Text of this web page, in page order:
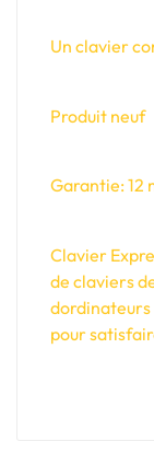
Un clavier
Produit neuf
Garantie: 12
Clavier
de claviers
dordinateurs
pour